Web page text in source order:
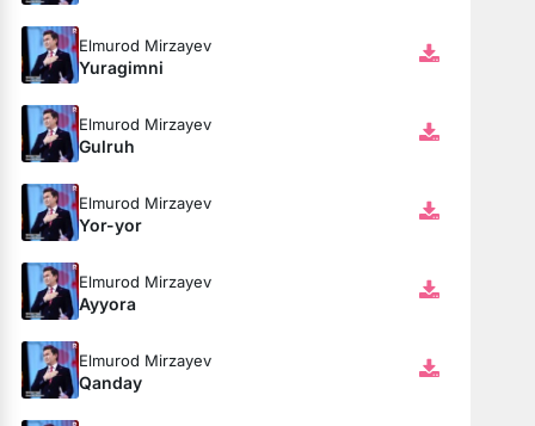
ни била
душа
Elmurod Mirzayev
Yuragimni
Elmurod Mirzayev
Gulruh
Elmurod Mirzayev
Yor-yor
Elmurod Mirzayev
Ayyora
Elmurod Mirzayev
Qanday